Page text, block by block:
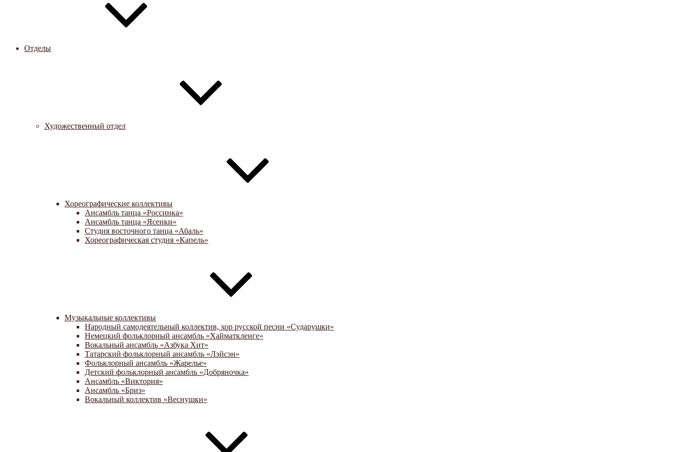
Отделы
Художественный отдел
Хореографические коллективы
Ансамбль танца «Россинка»
Ансамбль танца «Ясенки»
Студия восточного танца «Абаль»
Хореографическая студия «Капель»
Музыкальные коллективы
Народный самодеятельный коллектив, хор русской песни «Сударушки»
Немецкий фольклорный ансамбль «Хайматкленге»
Вокальный ансамбль «Азбука Хит»
Татарский фольклорный ансамбль «Лэйсэн»
Фольклорный ансамбль «Жарелье»
Детский фольклорный ансамбль «Добряночка»
Ансамбль «Виктория»
Ансамбль «Бриз»
Вокальный коллектив «Веснушки»